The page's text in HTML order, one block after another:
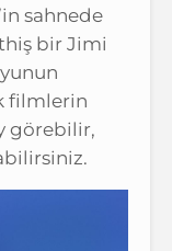
sahnede
bir Jimi
filmlerin
görebilir,